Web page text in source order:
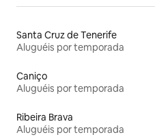
Santa Cruz de Tenerife
Aluguéis por temporada
Caniço
Aluguéis por temporada
Ribeira Brava
Aluguéis por temporada